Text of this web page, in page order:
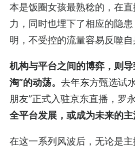
本是饭圈女孩最熟稔的，在
力，同时也埋下了相应的隐
明，不受控的流量容易反噬自
机构与平台之间的博弈，则导
淘”的动荡。去年东方甄选试
朋友”正式入驻京东直播，罗
全平台发展，或成为未来的主
在这一系列风波后，无论是